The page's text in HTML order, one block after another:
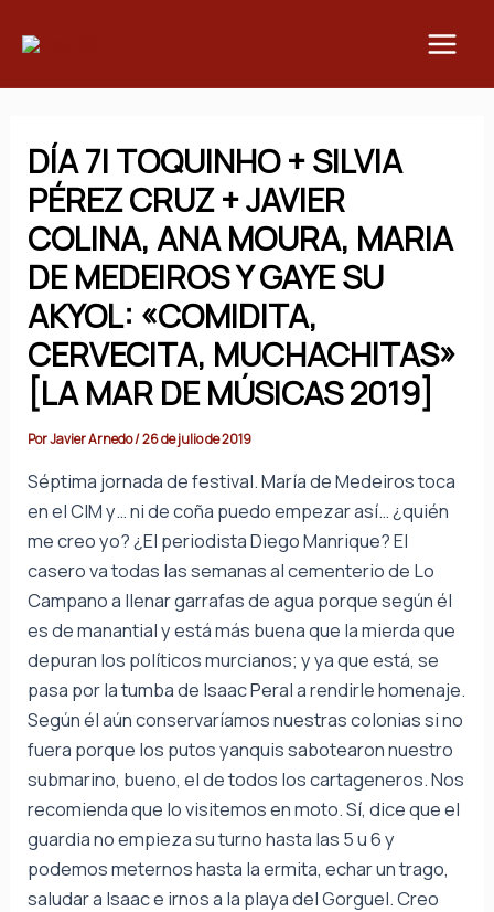
DÍA 7| TOQUINHO + SILVIA
PÉREZ CRUZ + JAVIER
COLINA, ANA MOURA, MARIA
DE MEDEIROS Y GAYE SU
AKYOL: «COMIDITA,
CERVECITA, MUCHACHITAS»
[LA MAR DE MÚSICAS 2019]
PorJavier Arnedo/26 de julio de 2019
Séptima jornada de festival. María de Medeiros toca
en el CIM y… ni de coña puedo empezar así… ¿quién
me creo yo? ¿El periodista Diego Manrique? El
casero va todas las semanas al cementerio de Lo
Campano a llenar garrafas de agua porque según él
es de manantial y está más buena que la mierda que
depuran los políticos murcianos; y ya que está, se
pasa por la tumba de Isaac Peral a rendirle homenaje.
Según él aún conservaríamos nuestras colonias si no
fuera porque los putos yanquis sabotearon nuestro
submarino, bueno, el de todos los cartageneros. Nos
recomienda que lo visitemos en moto. Sí, dice que el
guardia no empieza su turno hasta las 5 u 6 y
podemos meternos hasta la ermita, echar un trago,
saludar a Isaac e irnos a la playa del Gorguel. Creo